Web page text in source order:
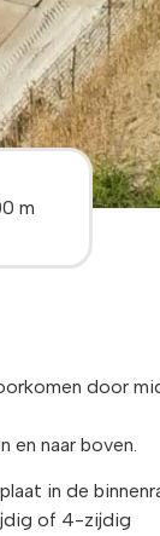
m
door
en naar boven.
in de
of 4-zijdig